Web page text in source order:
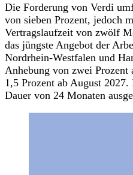
Die Forderung von Verdi
von sieben Prozent, jedoch
Vertragslaufzeit von zwölf
das jüngste Angebot der
Nordrhein-Westfalen und
Anhebung von zwei
1,5 Prozent ab August
Dauer von 24 Monaten